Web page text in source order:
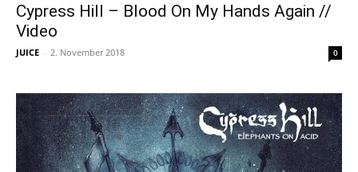
Cypress Hill – Blood On My Hands Again //
Video
JUICE - 2. November 2018 0